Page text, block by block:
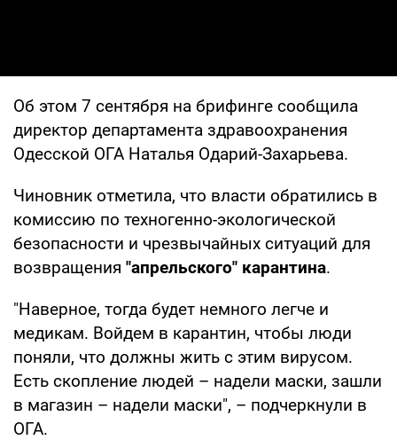
Об этом 7 сентября на брифинге сообщила
директор департамента здравоохранения
Одесской ОГА Наталья Одарий-Захарьева.
Чиновник отметила, что власти обратились в
комиссию по техногенно-экологической
безопасности и чрезвычайных ситуаций для
возвращения "апрельского" карантина.
"Наверное, тогда будет немного легче и
медикам. Войдем в карантин, чтобы люди
поняли, что должны жить с этим вирусом.
Есть скопление людей – надели маски, зашли
в магазин – надели маски", – подчеркнули в
ОГА.